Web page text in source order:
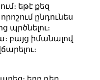
եթէ քեզ
ընդունես
պրծնելու։
բայց իմանալով